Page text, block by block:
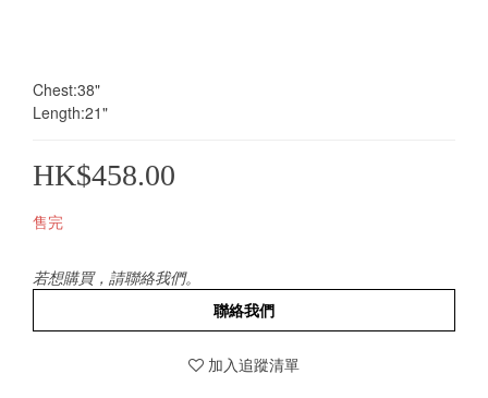
Chest:38"
Length:21"
HK$458.00
售完
若想購買，請聯絡我們。
聯絡我們
加入追蹤清單